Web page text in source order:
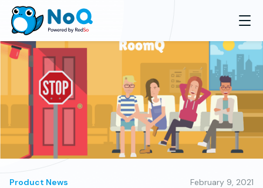
Product News February 9, 2021